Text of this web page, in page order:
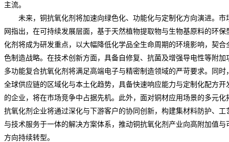
主流。
未来，铜抗氧化剂将加速向绿色化、功能化与定制化方向演进。 市
网指出，在可持续发展层面，基于天然植物提取物与生物基原料的环保
化剂将成为研发重点，以大幅降低化学品全生命周期的环境影响，契合
色制造战略。在技术创新方面，具备自修复、抗菌及增强导电性等附加
多功能复合抗氧化剂将满足高端电子与精密制造领域的严苛要求。同时
全球供应链的区域化与本土化趋势，具备快速响应能力与定制化配方开
的企业，将在市场竞争中占据先机。此外，面对铜材应用场景的多元化
抗氧化剂企业将通过深化与下游客户的协同创新，构建集材料防护、工
与技术服务于一体的解决方案体系，推动铜抗氧化剂产业向高附加值与
方向持续转型。